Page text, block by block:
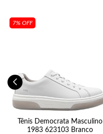
7% OFF
Tênis Democrata Masculino
1983 623103 Branco